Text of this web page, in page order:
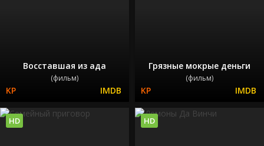
Восставшая из ада
(фильм)
Грязные мокрые деньги
(фильм)
HD HD